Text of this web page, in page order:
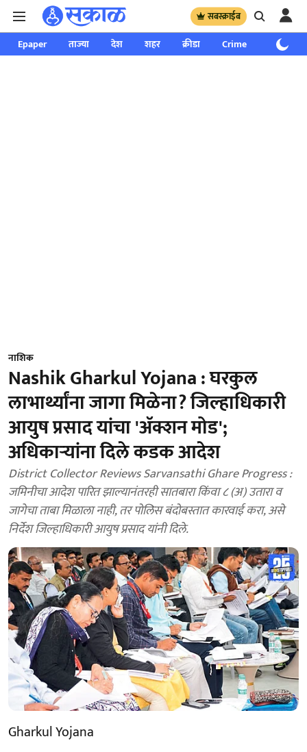
सबस्क्राईब
Epaper ताज्या देश शहर क्रीडा Crime साप्ताहिक
नाशिक
Nashik Gharkul Yojana : घरकुल
लाभार्थ्यांना जागा मिळेना? जिल्हाधिकारी
आयुष प्रसाद यांचा 'ॲक्शन मोड';
अधिकाऱ्यांना दिले कडक आदेश
District Collector Reviews Sarvansathi Ghare Progress :
जमिनीचा आदेश पारित झाल्यानंतरही सातबारा किंवा ८ (अ) उतारा व
जागेचा ताबा मिळाला नाही, तर पोलिस बंदोबस्तात कारवाई करा, असे
निर्देश जिल्हाधिकारी आयुष प्रसाद यांनी दिले.
Gharkul Yojana